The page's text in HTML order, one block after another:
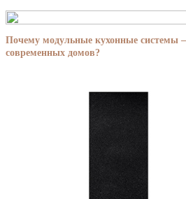
Почему модульные кухонные
современных домов?